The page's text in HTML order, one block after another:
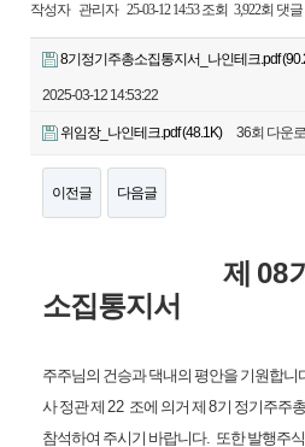
작성자 관리자 25-03-12 14:53조회 3,922회 댓글
8기정기주총소집통지서_나인테크.pdf
2025-03-12 14:53:22
위임장_나인테크.pdf(48.1K) 36회 다운
이전글 다음글
제 08
소집통지서
주주님의 건승과 댁내의 평안을 기원합니
사 정관 제 22 조에 의거 제 8기 정기주주
참석하여 주시기 바랍니다. 또한 발행주